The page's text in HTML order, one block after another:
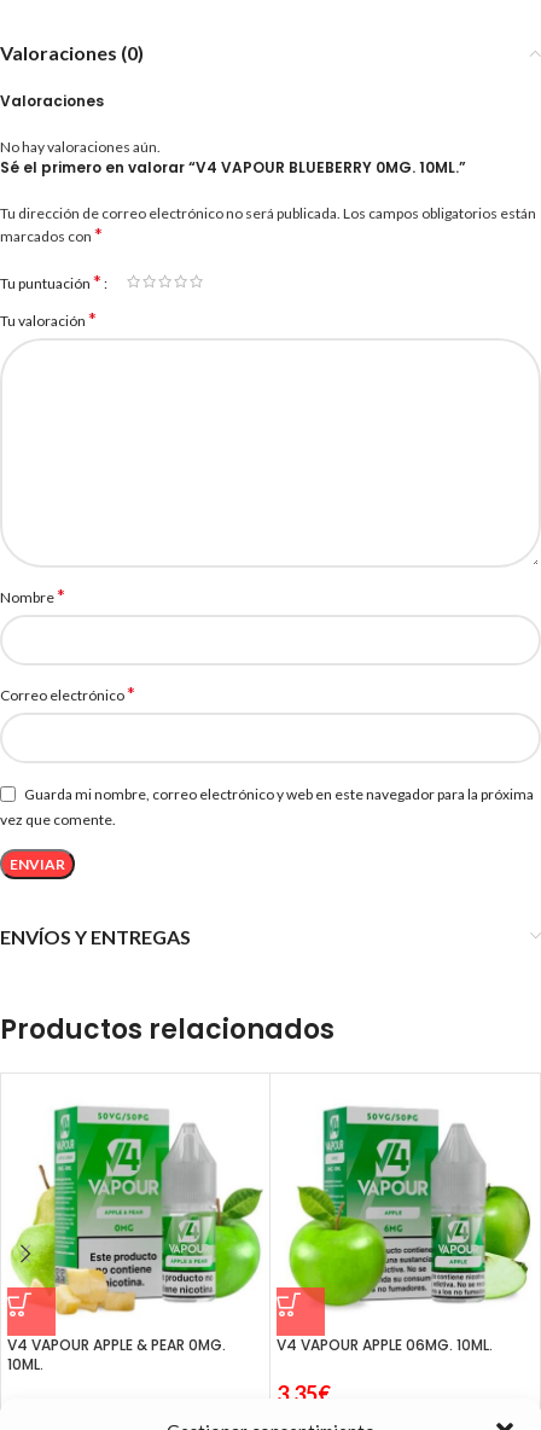
Valoraciones (0)
Valoraciones
No hay valoraciones aún.
Sé el primero en valorar “V4 VAPOUR BLUEBERRY 0MG. 10ML.”
Tu dirección de correo electrónico no será publicada. Los campos obligatorios están
marcados con *
Tu puntuación *
Tu valoración *
Nombre*
Correo electrónico*
Guarda mi nombre, correo electrónico y web en este navegador para la próxima
vez que comente.
ENVÍOS Y ENTREGAS
Productos relacionados
V4 VAPOUR APPLE & PEAR 0MG.
10ML.
V4 VAPOUR APPLE 06MG. 10ML.
3.35€